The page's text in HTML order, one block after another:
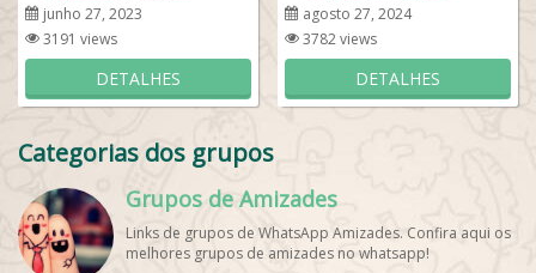
junho 27, 2023
3191 views
DETALHES
agosto 27, 2024
3782 views
DETALHES
Categorias dos grupos
Grupos de Amizades
Links de grupos de WhatsApp Amizades. Confira aqui os
melhores grupos de amizades no whatsapp!